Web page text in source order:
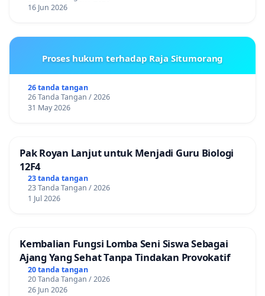
16 Jun 2026
Proses hukum terhadap Raja Situmorang
26 tanda tangan
26 Tanda Tangan / 2026
31 May 2026
Pak Royan Lanjut untuk Menjadi Guru Biologi
12F4
23 tanda tangan
23 Tanda Tangan / 2026
1 Jul 2026
Kembalian Fungsi Lomba Seni Siswa Sebagai
Ajang Yang Sehat Tanpa Tindakan Provokatif
20 tanda tangan
20 Tanda Tangan / 2026
26 Jun 2026